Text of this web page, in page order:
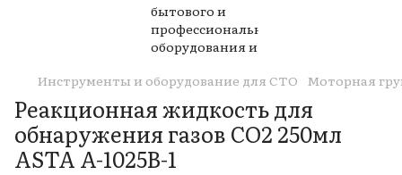
Инструменты и оборудование для СТО Моторная
Реакционная жидкость для
обнаружения газов CO2 250мл
ASTA A-1025B-1